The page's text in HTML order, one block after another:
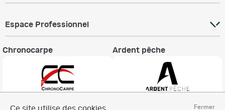
Fermer
Espace Professionnel
Chronocarpe Ardent pêche